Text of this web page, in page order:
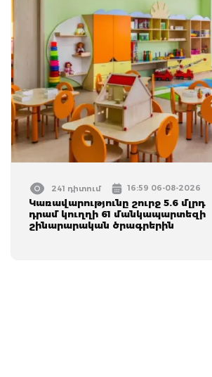
241 դիտում 16:59 06-08-2026
Կառավարությունը շուրջ 5.6 մլրդ
դրամ կուղղի 61 մանկապարտեզի
շինարարական ծրագրերին